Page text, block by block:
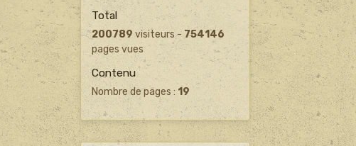
Total
200789visiteurs -754146
pages vues
Contenu
Nombre de pages : 19